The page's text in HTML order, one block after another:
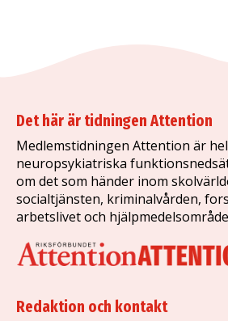
Det här är tidningen Attention
Medlemstidningen Attention är
neuropsykiatriska
om det som händer inom
socialtjänsten, kriminalvården,
arbetslivet och
Redaktion och kontakt